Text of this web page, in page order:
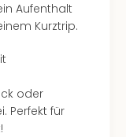
Aufenthalt
Kurztrip.
oder
Perfekt für